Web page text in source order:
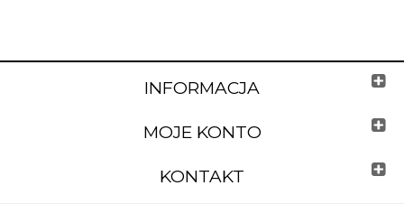
INFORMACJA
MOJE KONTO
KONTAKT